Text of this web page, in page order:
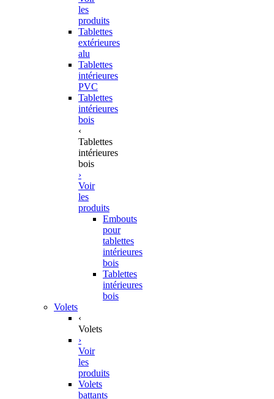
les
produits
Tablettes
extérieures
alu
Tablettes
intérieures
PVC
Tablettes
intérieures
bois
‹
Tablettes
intérieures
bois
›
Voir
les
produits
Embouts
pour
tablettes
intérieures
bois
Tablettes
intérieures
bois
Volets
‹
Volets
›
Voir
les
produits
Volets
battants